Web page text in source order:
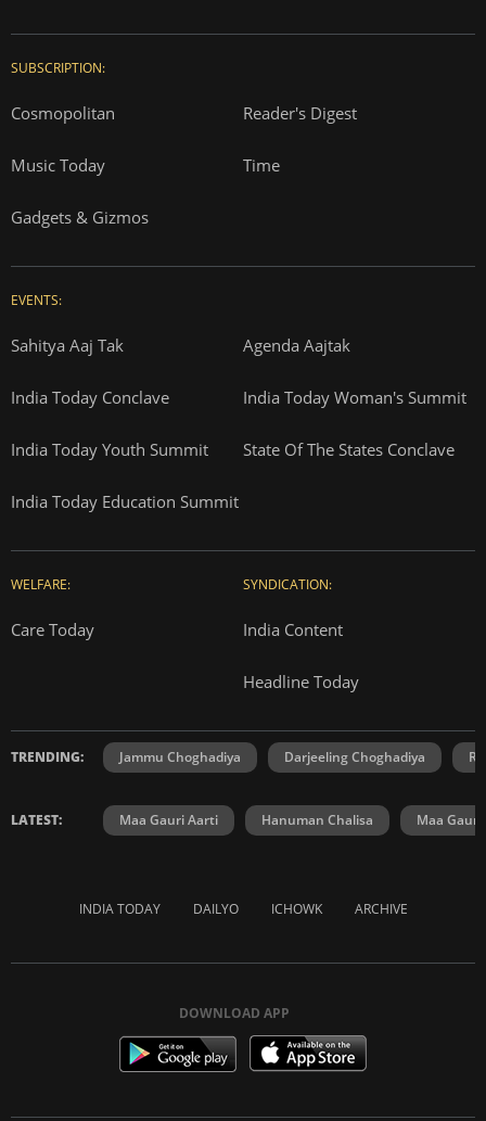
SUBSCRIPTION:
Cosmopolitan Reader's Digest
Music Today Time
Gadgets & Gizmos
EVENTS:
Sahitya Aaj Tak Agenda Aajtak
India Today Conclave India Today Woman's Summit
India Today Youth Summit State Of The States Conclave
India Today Education Summit
WELFARE:
Care Today
SYNDICATION:
India Content
Headline Today
TRENDING: Jammu Choghadiya Darjeeling Choghadiya
LATEST: Maa Gauri Aarti Hanuman Chalisa Maa Gauri
INDIA TODAY DAILYO ICHOWK ARCHIVE
DOWNLOAD APP